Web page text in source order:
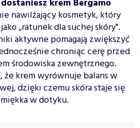
krem Bergamo
nawilżający kosmetyk, który
„ratunek dla suchej skóry".
aktywne pomagają zwiększyć
chroniąc cerę przed
środowiska zewnętrznego.
że krem wyrównuje balans w
dzięki czemu skóra staje się
w dotyku.